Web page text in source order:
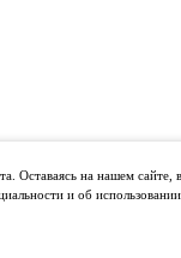
на нашем сайте,
и об